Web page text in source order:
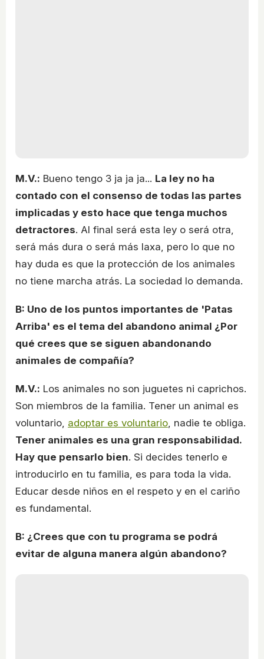
M.V.: Bueno tengo 3 ja ja ja... La ley no ha
contado con el consenso de todas las partes
implicadas y esto hace que tenga muchos
detractores. Al final será esta ley o será otra,
será más dura o será más laxa, pero lo que no
hay duda es que la protección de los animales
no tiene marcha atrás. La sociedad lo demanda.
B: Uno de los puntos importantes de 'Patas
Arriba' es el tema del abandono animal ¿Por
qué crees que se siguen abandonando
animales de compañía?
M.V.: Los animales no son juguetes ni caprichos.
Son miembros de la familia. Tener un animal es
voluntario, adoptar es voluntario , nadie te obliga.
Tener animales es una gran responsabilidad.
Hay que pensarlo bien. Si decides tenerlo e
introducirlo en tu familia, es para toda la vida.
Educar desde niños en el respeto y en el cariño
es fundamental.
B: ¿Crees que con tu programa se podrá
evitar de alguna manera algún abandono?